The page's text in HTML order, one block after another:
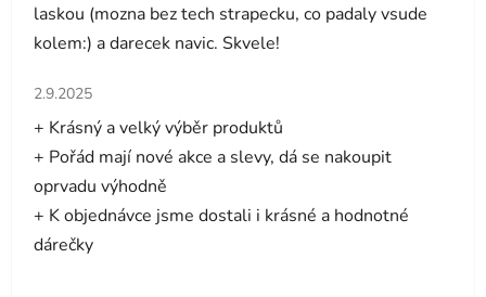
laskou (mozna bez tech strapecku, co padaly vsude
kolem:) a darecek navic. Skvele!
Hodnocení obchodu je 5 z 5 hvězdiček.
2.9.2025
+ Krásný a velký výběr produktů
+ Pořád mají nové akce a slevy, dá se nakoupit
oprvadu výhodně
+ K objednávce jsme dostali i krásné a hodnotné
dárečky